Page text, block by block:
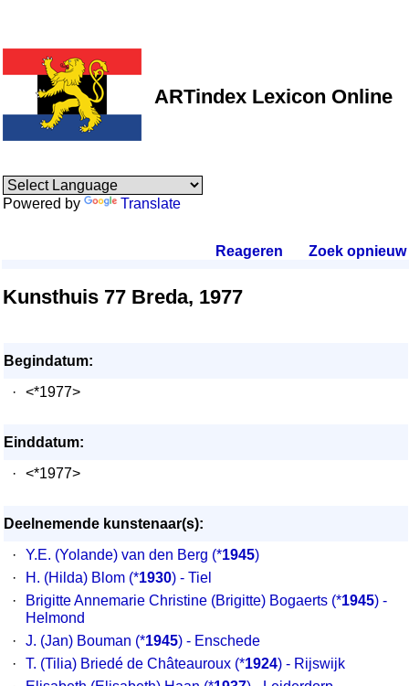
ARTindex Lexicon Online
Powered by Translate
Reageren Zoek opnieuw.
Kunsthuis 77 Breda, 1977
Begindatum:
·
<*1977>
Einddatum:
·
<*1977>
Deelnemende kunstenaar(s):
·
Y.E. (Yolande) van den Berg (*1945)
·
H. (Hilda) Blom (*1930) - Tiel
·
Brigitte Annemarie Christine (Brigitte) Bogaerts (*1945) -
Helmond
·
J. (Jan) Bouman (*1945) - Enschede
·
T. (Tilia) Briedé de Châteauroux (*1924) - Rijswijk